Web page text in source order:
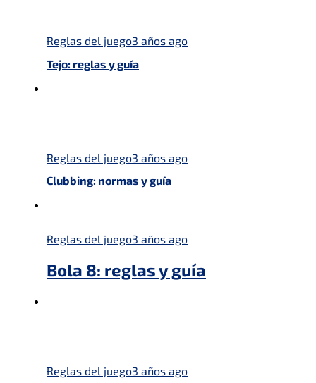
Reglas del juego3 años ago
Tejo: reglas y guía
Reglas del juego3 años ago
Clubbing: normas y guía
Reglas del juego3 años ago
Bola 8: reglas y guía
Reglas del juego3 años ago